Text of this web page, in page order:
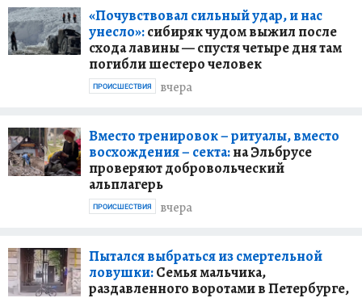
«Почувствовал сильный удар, и нас
унесло»:сибиряк чудом выжил после
схода лавины — спустя четыре дня там
погибли шестеро человек
вчера
ПРОИСШЕСТВИЯ
Вместо тренировок – ритуалы, вместо
восхождения – секта:на Эльбрусе
проверяют добровольческий
альплагерь
вчера
ПРОИСШЕСТВИЯ
Пытался выбраться из смертельной
ловушки:Семья мальчика,
раздавленного воротами в Петербурге,